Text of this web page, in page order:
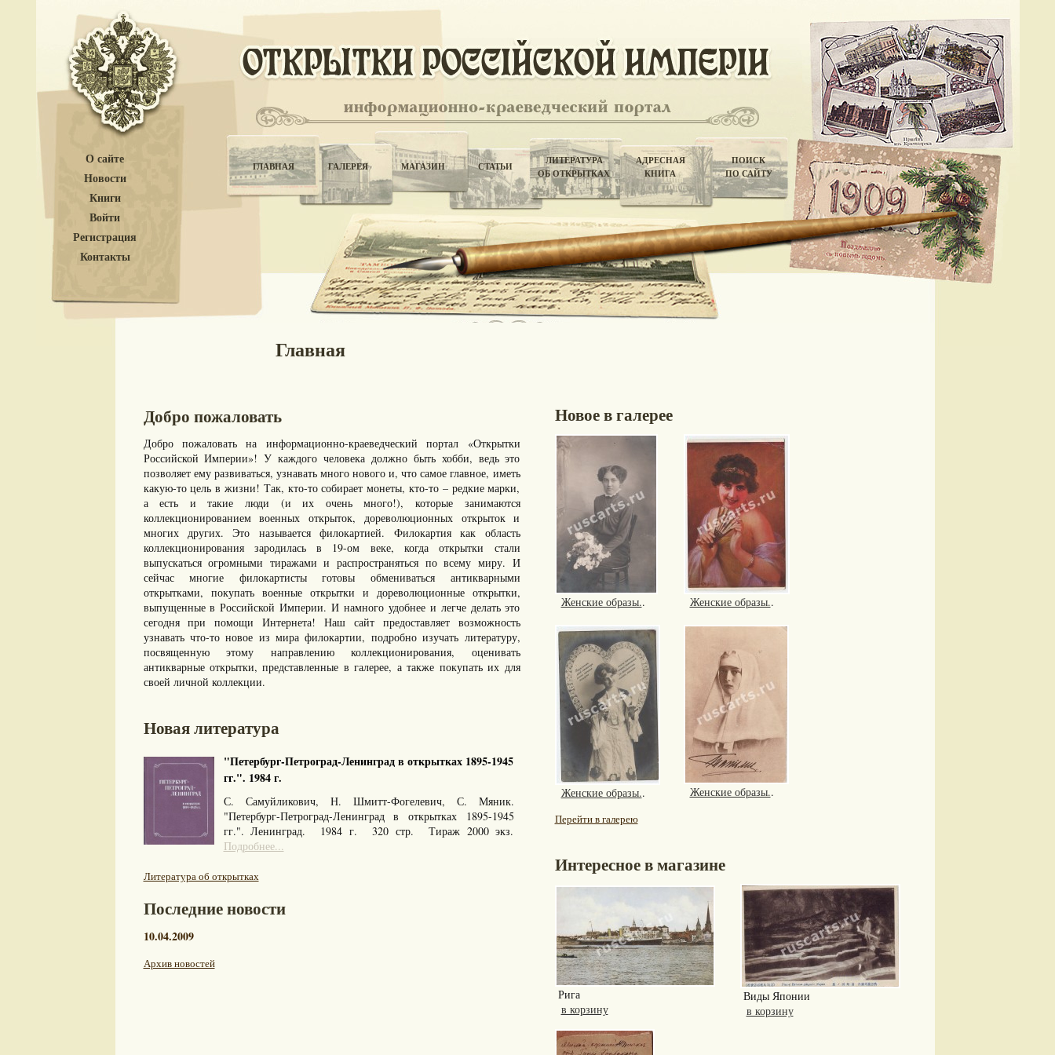
О сайте
Новости
Книги
Войти
Регистрация
Контакты
ГЛАВНАЯ ГАЛЕРЕЯ МАГАЗИН СТАТЬИ
ЛИТЕРАТУРА
ОБ ОТКРЫТКАХ
АДРЕСНАЯ
КНИГА
ПОИСК
ПО САЙТУ
Главная
Добро пожаловать
Добро пожаловать на информационно-краеведческий портал «Открытки
Российской Империи»! У каждого человека должно быть хобби, ведь это
позволяет ему развиваться, узнавать много нового и, что самое главное, иметь
какую-то цель в жизни! Так, кто-то собирает монеты, кто-то – редкие марки,
а есть и такие люди (и их очень много!), которые занимаются
коллекционированием военных открыток, дореволюционных открыток и
многих других. Это называется филокартией. Филокартия как область
коллекционирования зародилась в 19-ом веке, когда открытки стали
выпускаться огромными тиражами и распространяться по всему миру. И
сейчас многие филокартисты готовы обмениваться антикварными
открытками, покупать военные открытки и дореволюционные открытки,
выпущенные в Российской Империи. И намного удобнее и легче делать это
сегодня при помощи Интернета! Наш сайт предоставляет возможность
узнавать что-то новое из мира филокартии, подробно изучать литературу,
посвященную этому направлению коллекционирования, оценивать
антикварные открытки, представленные в галерее, а также покупать их для
своей личной коллекции.
Новая литература
"Петербург-Петроград-Ленинград в открытках 1895-1945
гг.". 1984 г.
С. Самуйликович, Н. Шмитт-Фогелевич, С. Мяник.
"Петербург-Петроград-Ленинград в открытках 1895-1945
гг.". Ленинград. 1984 г. 320 стр. Тираж 2000 экз.
Подробнее...
Литература об открытках
Последние новости
10.04.2009
Архив новостей
Новое в галерее
Женские образы.. Женские образы..
Женские образы.. Женские образы..
Перейти в галерею
Интересное в магазине
Рига
в корзину
Виды Японии
в корзину